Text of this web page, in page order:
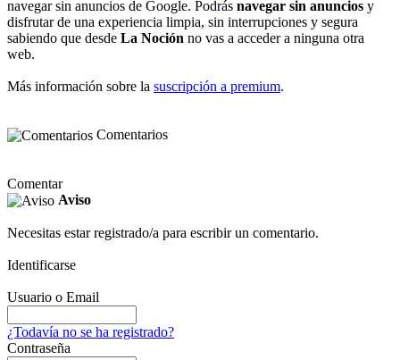
navegar sin anuncios de Google. Podrás navegar sin anuncios y
disfrutar de una experiencia limpia, sin interrupciones y segura
sabiendo que desde La Noción no vas a acceder a ninguna otra
web.
Más información sobre la suscripción a premium.
Comentarios
Comentar
Aviso
Necesitas estar registrado/a para escribir un comentario.
Identificarse
Usuario o Email
¿Todavía no se ha registrado?
Contraseña